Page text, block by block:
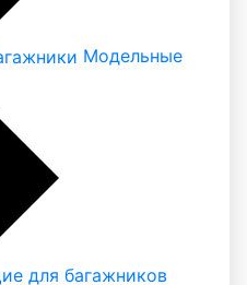
Модельные